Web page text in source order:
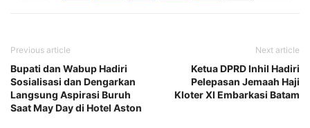
Previous article
Bupati dan Wabup Hadiri
Sosialisasi dan Dengarkan
Langsung Aspirasi Buruh
Saat May Day di Hotel Aston
Next article
Ketua DPRD Inhil Hadiri
Pelepasan Jemaah Haji
Kloter XI Embarkasi Batam